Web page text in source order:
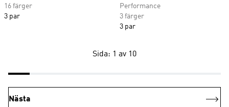
16 färger
3 par
Performance
3 färger
3 par
Sida: 1 av 10
Nästa